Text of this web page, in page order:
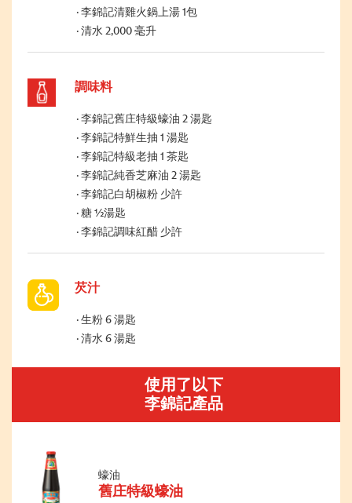
李錦記清雞火鍋上湯 1包
清水 2,000 毫升
調味料
李錦記舊庄特級蠔油 2 湯匙
李錦記特鮮生抽 1 湯匙
李錦記特級老抽 1 茶匙
李錦記純香芝麻油 2 湯匙
李錦記白胡椒粉 少許
糖 ½湯匙
李錦記調味紅醋 少許
芡汁
生粉 6 湯匙
清水 6 湯匙
使用了以下
李錦記產品
蠔油
舊庄特級蠔油